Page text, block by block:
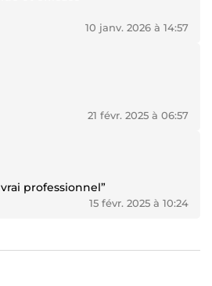
10 janv. 2026 à 14:57
21 févr. 2025 à 06:57
professionnel”
15 févr. 2025 à 10:24